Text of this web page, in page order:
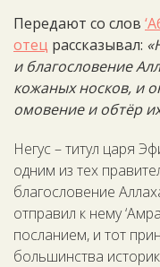
Передают со слов
отец рассказывал:
и благословение
кожаных носков, и
омовение и обтёр
Негус – титул царя
одним из тех
благословение
отправил к нему
посланием, и тот
большинства